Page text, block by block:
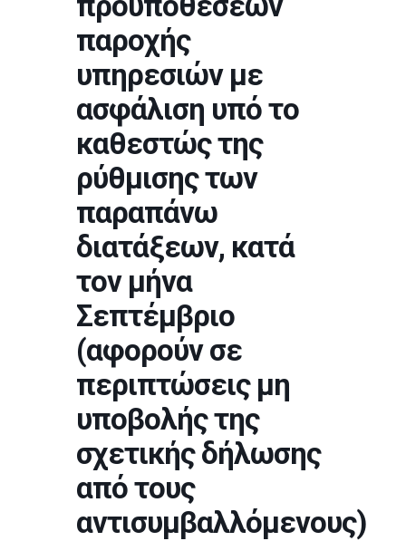
παροχής
υπηρεσιών με
ασφάλιση υπό το
καθεστώς της
ρύθμισης των
παραπάνω
διατάξεων, κατά
τον μήνα
Σεπτέμβριο
(αφορούν σε
περιπτώσεις μη
υποβολής της
σχετικής δήλωσης
από τους
αντισυμβαλλόμενους)